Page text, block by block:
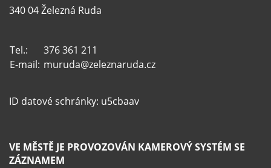
340 04 Železná Ruda
Tel.:
376 361 211
E-mail: muruda@zeleznaruda.cz
ID datové schránky: u5cbaav
VE MĚSTĚ JE PROVOZOVÁN KAMEROVÝ SYSTÉM SE
ZÁZNAMEM